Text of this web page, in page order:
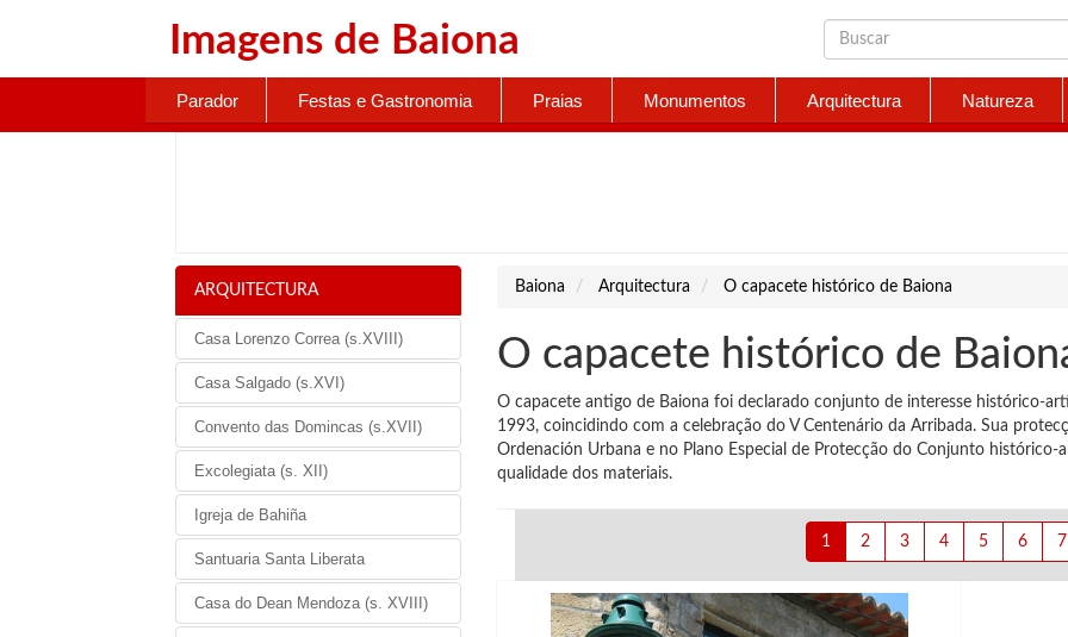
Imagens de Baiona
Parador Festas e Gastronomia Praias Monumentos Arquitectura Natureza
Baiona Arquitectura O capacete histórico de Baiona
O capacete histórico de
O capacete antigo de Baiona foi declarado conjunto de interesse histórico-
1993, coincidindo com a celebração do V Centenário da Arribada. Sua
Ordenación Urbana e no Plano Especial de Protecção do Conjunto
qualidade dos materiais.
1 2 3 4 5 6 7
ARQUITECTURA
Casa Lorenzo Correa (s.XVIII)
Casa Salgado (s.XVI)
Convento das Domincas (s.XVII)
Excolegiata (s. XII)
Igreja de Bahiña
Santuaria Santa Liberata
Casa do Dean Mendoza (s. XVIII)